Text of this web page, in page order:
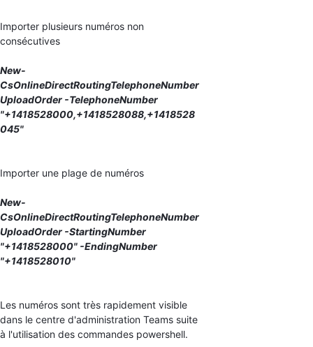
Importer plusieurs numéros non
consécutives
New-
CsOnlineDirectRoutingTelephoneNumber
UploadOrder -TelephoneNumber
"+1418528000,+1418528088,+1418528
045"
Importer une plage de numéros
New-
CsOnlineDirectRoutingTelephoneNumber
UploadOrder -StartingNumber
"+1418528000" -EndingNumber
"+1418528010"
Les numéros sont très rapidement visible
dans le centre d'administration Teams suite
à l'utilisation des commandes powershell.